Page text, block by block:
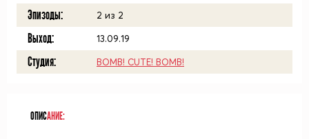
Эпизоды: 2 из 2
Выход: 13.09.19
Студия: BOMB! CUTE! BOMB!
ОПИСАНИЕ: